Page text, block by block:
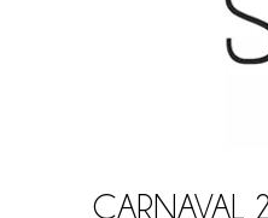
CARNAVAL